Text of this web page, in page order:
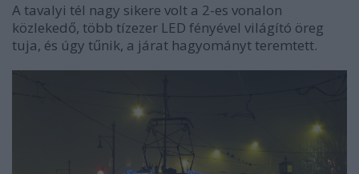
A tavalyi tél nagy sikere volt a 2-es vonalon
közlekedő, több tízezer LED fényével világító öreg
tuja, és úgy tűnik, a járat hagyományt teremtett.